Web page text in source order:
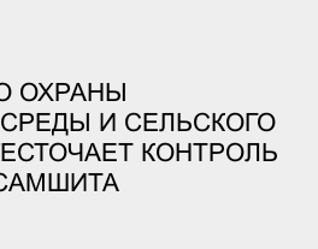
ОХРАНЫ
И СЕЛЬСКОГО
КОНТРОЛЬ